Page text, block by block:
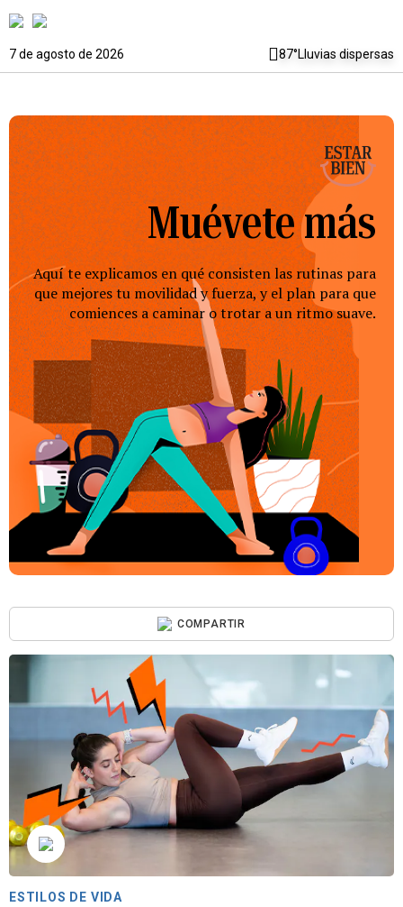
7 de agosto de 2026 87°Lluvias dispersas
Muévete más
Aquí te explicamos en qué consisten las rutinas para
que mejores tu movilidad y fuerza, y el plan para que
comiences a caminar o trotar a un ritmo suave.
COMPARTIR
ESTILOS DE VIDA